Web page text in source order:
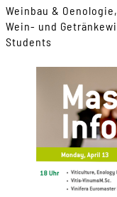
Weinbau & Oenologie
Wein- und
Students